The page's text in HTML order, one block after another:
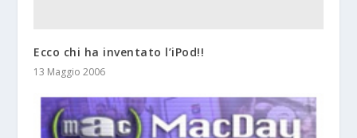
Ecco chi ha inventato l’iPod!!
13 Maggio 2006